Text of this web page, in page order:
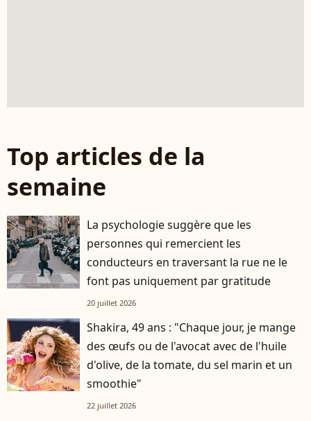
Top articles de la
semaine
La psychologie suggère que les
personnes qui remercient les
conducteurs en traversant la rue ne le
font pas uniquement par gratitude
20 juillet 2026
Shakira, 49 ans : "Chaque jour, je mange
des œufs ou de l'avocat avec de l'huile
d'olive, de la tomate, du sel marin et un
smoothie"
22 juillet 2026